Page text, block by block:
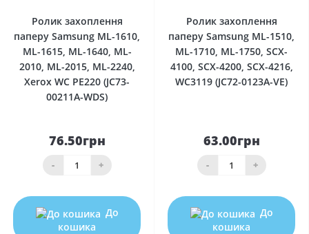
Ролик захоплення
паперу Samsung ML-1610,
ML-1615, ML-1640, ML-
2010, ML-2015, ML-2240,
Xerox WC PE220 (JC73-
00211A-WDS)
76.50грн
- +
До
кошика
Ролик захоплення
паперу Samsung ML-1510,
ML-1710, ML-1750, SCX-
4100, SCX-4200, SCX-4216,
WC3119 (JC72-0123A-VE)
63.00грн
- +
До
кошика